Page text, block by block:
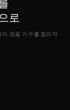
로
의 정품 가구를 합리적